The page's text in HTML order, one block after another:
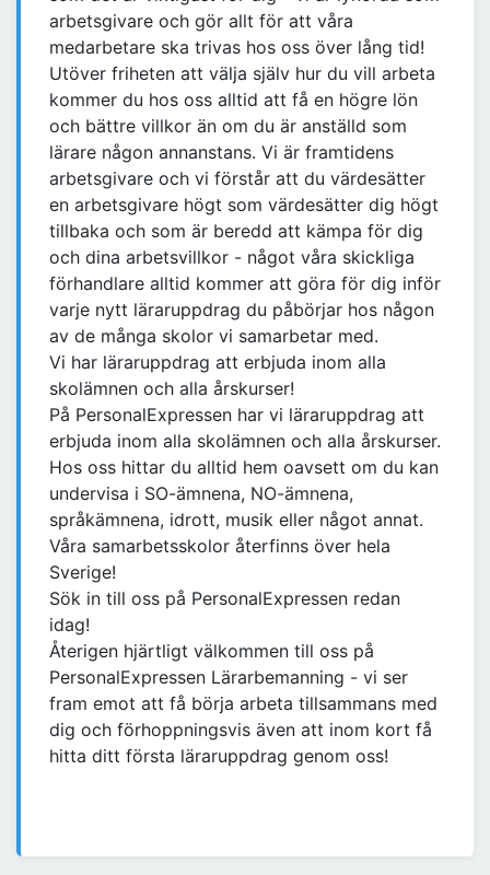
arbetsgivare och gör allt för att våra
medarbetare ska trivas hos oss över lång tid!
Utöver friheten att välja själv hur du vill arbeta
kommer du hos oss alltid att få en högre lön
och bättre villkor än om du är anställd som
lärare någon annanstans. Vi är framtidens
arbetsgivare och vi förstår att du värdesätter
en arbetsgivare högt som värdesätter dig högt
tillbaka och som är beredd att kämpa för dig
och dina arbetsvillkor - något våra skickliga
förhandlare alltid kommer att göra för dig inför
varje nytt läraruppdrag du påbörjar hos någon
av de många skolor vi samarbetar med.
Vi har läraruppdrag att erbjuda inom alla
skolämnen och alla årskurser!
På PersonalExpressen har vi läraruppdrag att
erbjuda inom alla skolämnen och alla årskurser.
Hos oss hittar du alltid hem oavsett om du kan
undervisa i SO-ämnena, NO-ämnena,
språkämnena, idrott, musik eller något annat.
Våra samarbetsskolor återfinns över hela
Sverige!
Sök in till oss på PersonalExpressen redan
idag!
Återigen hjärtligt välkommen till oss på
PersonalExpressen Lärarbemanning - vi ser
fram emot att få börja arbeta tillsammans med
dig och förhoppningsvis även att inom kort få
hitta ditt första läraruppdrag genom oss!